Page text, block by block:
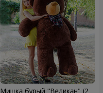
Мишка бурый "Великан" (2